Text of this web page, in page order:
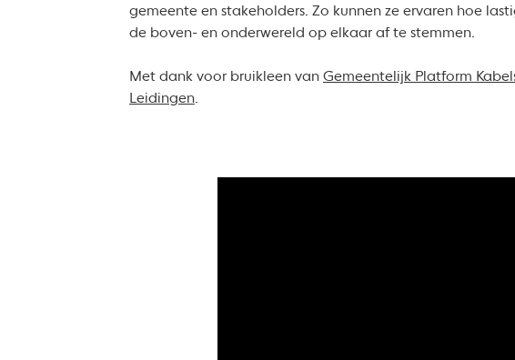
gemeente en stakeholders. Zo kunnen ze ervaren hoe
de boven- en onderwereld op elkaar af te stemmen.
Met dank voor bruikleen van Gemeentelijk Platform
Leidingen.